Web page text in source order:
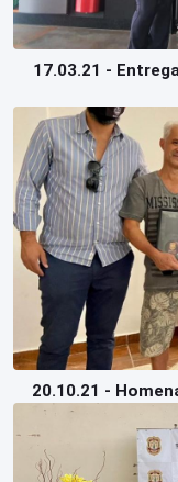
17.03.21 -
20.10.21 -